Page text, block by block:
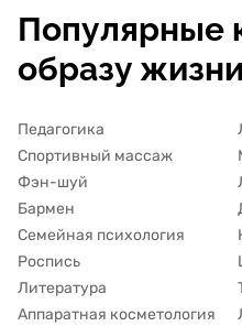
Популярные
образу жизни
Педагогика
Спортивный массаж
Фэн-шуй
Бармен
Семейная психология
Роспись
Литература
Аппаратная косметология